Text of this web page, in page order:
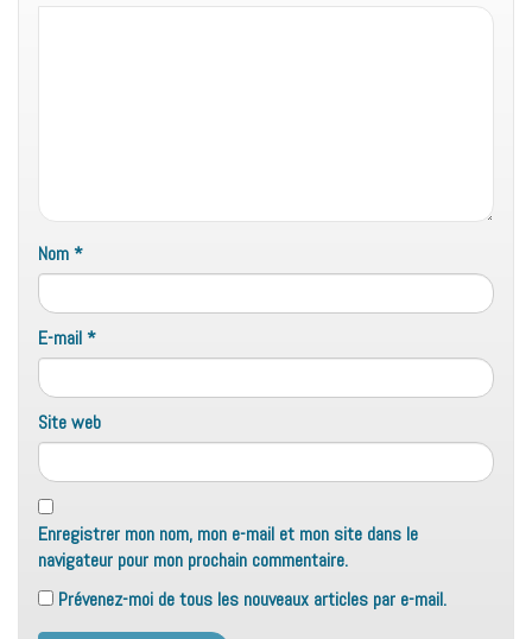
Nom*
E-mail*
Site web
Enregistrer mon nom, mon e-mail et mon site dans le
navigateur pour mon prochain commentaire.
Prévenez-moi de tous les nouveaux articles par e-mail.